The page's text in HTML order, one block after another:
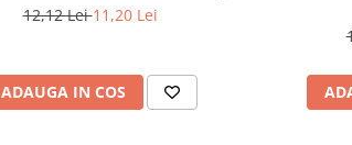
12,12 Lei11,20 Lei
ADAUGA IN COS